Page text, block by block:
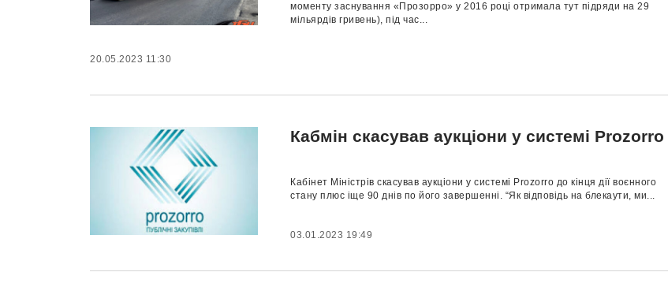
моменту заснування «Прозорро» у 2016 році отримала тут підряди на 29
мільярдів гривень), під час...
20.05.2023 11:30
Кабмін скасував аукціони у системі Prozorro
Кабінет Міністрів скасував аукціони у системі Prozorro до кінця дії воєнного
стану плюс іще 90 днів по його завершенні. “Як відповідь на блекаути, ми...
03.01.2023 19:49